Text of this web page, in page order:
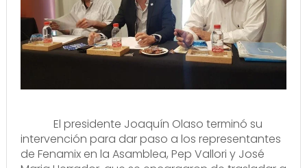
El presidente Joaquín Olaso terminó su
intervención para dar paso a los representantes
de Fenamix en la Asamblea, Pep Vallori y José